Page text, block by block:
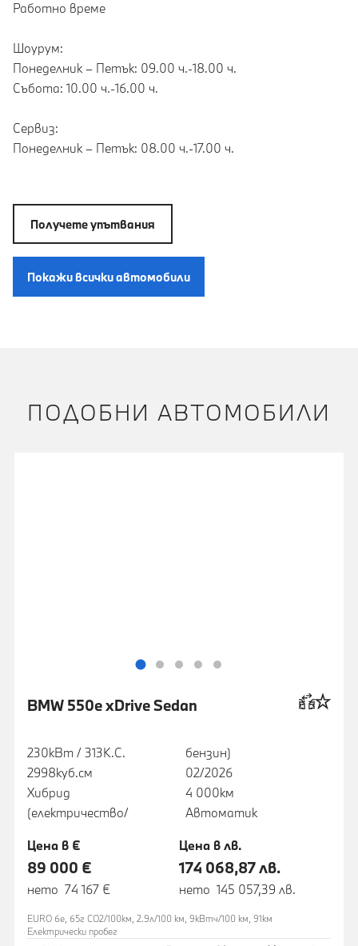
Работно време
Шоурум:
Понеделник – Петък: 09.00 ч.-18.00 ч.
Събота: 10.00 ч.-16.00 ч.
Сервиз:
Понеделник – Петък: 08.00 ч.-17.00 ч.
Получете упътвания
Покажи всички автомобили
ПОДОБНИ АВТОМОБИЛИ
BMW 550e xDrive Sedan
230кВт / 313К.С.
2998куб.cм
Хибрид
(електричество/
бензин)
02/2026
4 000км
Автоматик
Цена в €
89 000 €
нето 74 167 €
Цена в лв.
174 068,87 лв.
нето 145 057,39 лв.
EURO 6e, 65г CO2/100км, 2.9л/100 км, 9кВтч/100 км, 91км
Eлектрически пробег